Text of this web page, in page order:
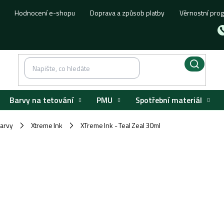
Hodnocení e-shopu Doprava a způsob platby Věrnostní
Barvy na tetování PMU Spotřební materiál
/ Xtreme Ink / XTreme Ink - Teal Zeal 30ml